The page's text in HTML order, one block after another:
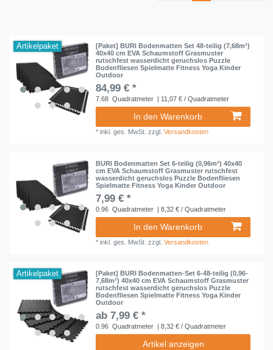
Artikelpaket
[Paket] BURI Bodenmatten Set 48-teilig (7,68m²)
40x40 cm EVA Schaumstoff Grasmuster
rutschfest wasserdicht geruchslos Puzzle
Bodenfliesen Spielmatte Fitness Yoga Kinder
Outdoor
84,99 € *
7.68 Quadratmeter | 11,07 € / Quadratmeter
In den Warenkorb
*inkl. ges. MwSt. zzgl.Versandkosten
BURI Bodenmatten Set 6-teilig (0,96m²) 40x40
cm EVA Schaumstoff Grasmuster rutschfest
wasserdicht geruchslos Puzzle Bodenfliesen
Spielmatte Fitness Yoga Kinder Outdoor
7,99 € *
0.96 Quadratmeter | 8,32 € / Quadratmeter
In den Warenkorb
*inkl. ges. MwSt. zzgl.Versandkosten
Artikelpaket
[Paket] BURI Bodenmatten-Set 6-48-teilig (0,96-
7,68m²) 40x40 cm EVA Schaumstoff Grasmuster
rutschfest wasserdicht geruchslos Puzzle
Bodenfliesen Spielmatte Fitness Yoga Kinder
Outdoor
ab 7,99 € *
0.96 Quadratmeter | 8,32 € / Quadratmeter
Artikel anzeigen